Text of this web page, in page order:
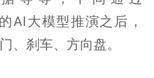
AI大模型推演之后，
、刹车、方向盘。